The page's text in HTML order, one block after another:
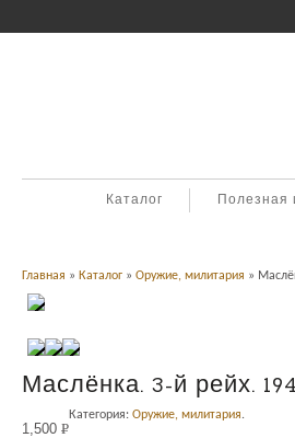
Каталог Полезная
Главная » Каталог » Оружие, милитария »
Маслёнка. 3-й рейх.
1,500 Р
Категория: Оружие, милитария.